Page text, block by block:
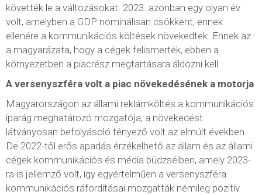
követték le a változásokat. 2023. azonban egy olyan év
volt, amelyben a GDP nominálisan csökkent, ennek
ellenére a kommunikációs költések növekedtek. Ennek az
a magyarázata, hogy a cégek felismerték, ebben a
környezetben a piacrész megtartásara áldozni kell.
A versenyszféra volt a piac növekedésének a motorja
Magyarországon az állami reklámköltés a kommunikációs
iparág meghatározó mozgatója, a növekedést
látványosan befolyásoló tényező volt az elmúlt években.
De 2022-től erős apadás érzékelhető az állam és az állami
cégek kommunikációs és média büdzséiben, amely 2023-
ra is jellemző volt, így egyértelműen a versenyszféra
kommunikációs ráfordításai mozgatták némileg pozitív